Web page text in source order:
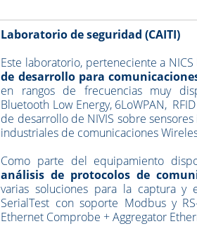
Laboratorio de seguridad (CAITI)
Este laboratorio, perteneciente a NICS
de desarrollo para
en rangos de frecuencias muy
Bluetooth Low Energy, 6LoWPAN,
de desarrollo de NIVIS sobre
industriales de comunicaciones
Como parte del equipamiento
análisis de protocolos de
varias soluciones para la captura y
SerialTest con soporte Modbus y
Ethernet Comprobe + Aggregator